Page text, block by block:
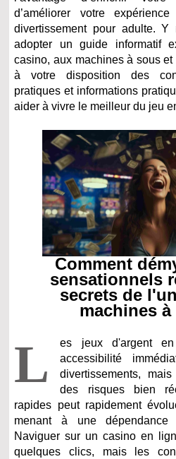
d’améliorer votre
divertissement pour adulte. Y
adopter un guide informatif
casino, aux machines à sous et
à votre disposition des
pratiques et informations
aider à vivre le meilleur du jeu
Comment
sensationnels
secrets de
machines
L
es jeux d'argent
accessibilité
divertissements,
des risques bien
rapides peut rapidement
menant à une
Naviguer sur un casino en
quelques clics, mais les